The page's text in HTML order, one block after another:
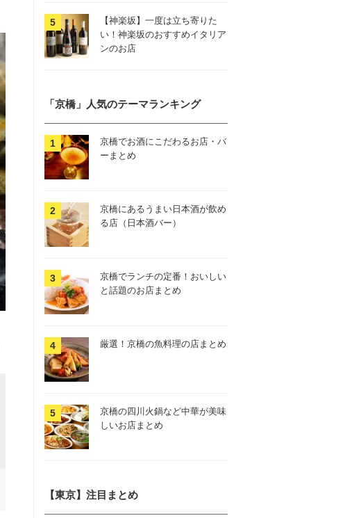
【神楽坂】一度は立ち寄りた
い！神楽坂のおすすめイタリア
ンのお店
「京橋」人気のテーマランキング
京橋でお酒にこだわるお店・バ
ーまとめ
京橋にあるうまい日本酒が飲め
る店（日本酒バー）
京橋でランチの定番！おいしい
と話題のお店まとめ
厳選！京橋の魚料理の店まとめ
京橋の四川火鍋など中華が美味
しいお店まとめ
【東京】注目まとめ